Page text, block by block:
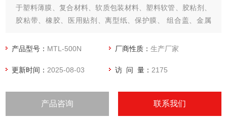
于塑料薄膜、复合材料、软质包装材料、塑料软管、胶粘剂、
胶粘带、橡胶、医用贴剂、离型纸、保护膜、 组合盖、金属
离、变形、撕裂、热封、粘合、穿刺力、开启力等性能测试，
产品型号： MTL-500N 厂商性质：生产厂家
更新时间： 2025-08-03 访 问 量： 2175
产品咨询 联系我们